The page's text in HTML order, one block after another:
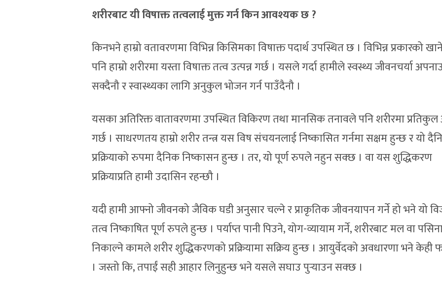
शरीरबाट यी विषाक्त तत्वलाई मुक्त गर्न किन आवश्यक छ ?
किनभने हाम्रो वतावरणमा विभिन्न किसिमका विषाक्त पदार्थ उपस्थित छ । विभिन्न प्रकारको
पनि हाम्रो शरीरमा यस्ता विषाक्त तत्व उत्पन्न गर्छ । यसले गर्दा हामीले स्वस्थ्य जीवनचर्या
सक्दैनौ र स्वास्थ्यका लागि अनुकुल भोजन गर्न पाउँदैनौ ।
यसका अतिरिक्त वातावरणमा उपस्थित विकिरण तथा मानसिक तनावले पनि शरीरमा
गर्छ । साधरणतय हाम्रो शरीर तन्त्र यस विष संचयनलाई निष्कासित गर्नमा सक्षम हुन्छ र यो
प्रक्रियाको रुपमा दैनिक निष्कासन हुन्छ । तर, यो पूर्ण रुपले नहुन सक्छ । वा यस शुद्धिकरण
प्रक्रियाप्रति हामी उदासिन रहन्छौ ।
यदी हामी आफ्नो जीवनको जैविक घडी अनुसार चल्ने र प्राकृतिक जीवनयापन गर्ने हो भने यो
तत्व निष्काषित पूर्ण रुपले हुन्छ । पर्याप्त पानी पिउने, योग-व्यायाम गर्ने, शरीरबाट मल वा
निकाल्ने कामले शरीर शुद्धिकरणको प्रक्रियामा सक्रिय हुन्छ । आयुर्वेदको अवधारणा भने
। जस्तो कि, तपाईं सही आहार लिनुहुन्छ भने यसले सघाउ पुर्‍याउन सक्छ ।